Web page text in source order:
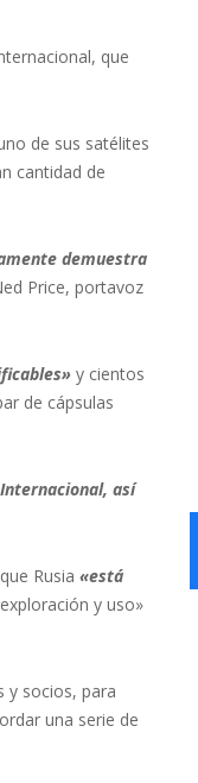
que
de sus satélites
cantidad de
demuestra
Price, portavoz
y cientos
de cápsulas
así
Rusia «está
y uso»
y socios, para
una serie de